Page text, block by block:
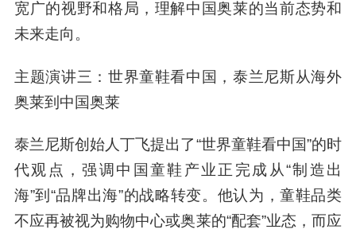
宽广的视野和格局，理解中国奥莱的当前态势和
未来走向。
主题演讲三：世界童鞋看中国，泰兰尼斯从海外
奥莱到中国奥莱
泰兰尼斯创始人丁飞提出了“世界童鞋看中国”的时
代观点，强调中国童鞋产业正完成从“制造出
海”到“品牌出海”的战略转变。他认为，童鞋品类
不应再被视为购物中心或奥莱的“配套”业态，而应